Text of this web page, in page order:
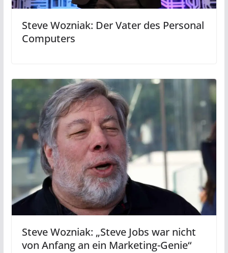
Steve Wozniak: Der Vater des Personal
Computers
Steve Wozniak: „Steve Jobs war nicht
von Anfang an ein Marketing-Genie“